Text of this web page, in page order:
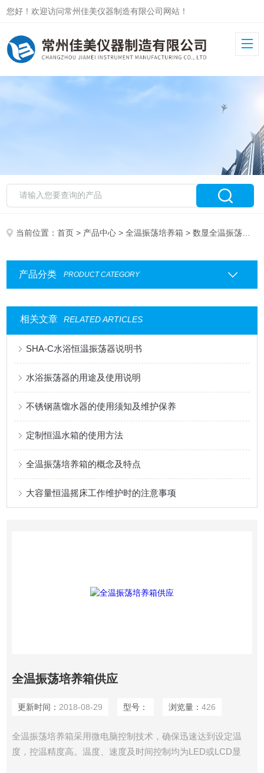
您好！欢迎访问常州佳美仪器制造有限公司网站！
当前位置：首页 > 产品中心 >全温振荡培养箱 > 数显全温振荡培养箱
产品分类 PRODUCT CATEGORY
相关文章 RELATED ARTICLES
SHA-C水浴恒温振荡器说明书
水浴振荡器的用途及使用说明
不锈钢蒸馏水器的使用须知及维护保养
定制恒温水箱的使用方法
全温振荡培养箱的概念及特点
大容量恒温摇床工作维护时的注意事项
全温振荡培养箱供应
更新时间： 2018-08-29 型号： 浏览量： 426
全温振荡培养箱采用微电脑控制技术，确保迅速达到设定温
度，控温精度高。温度、速度及时间控制均为LED或LCD显